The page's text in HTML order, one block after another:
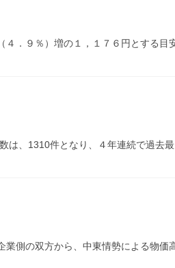
．９％）増の１，１７６円とする目
は、1310件となり、４年連続で過去
側の双方から、中東情勢による物価